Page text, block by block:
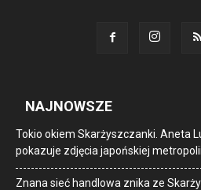
NAJNOWSZE
Tokio okiem Skarżyszczanki. Aneta
pokazuje zdjęcia japońskiej
Znana sieć handlowa znika ze